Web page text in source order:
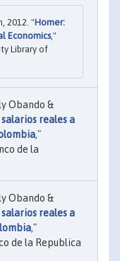
2012. "Homer:
Economics,"
Library of
Obando &
salarios reales a
,"
de la
Obando &
salarios reales a
,"
de la Republica